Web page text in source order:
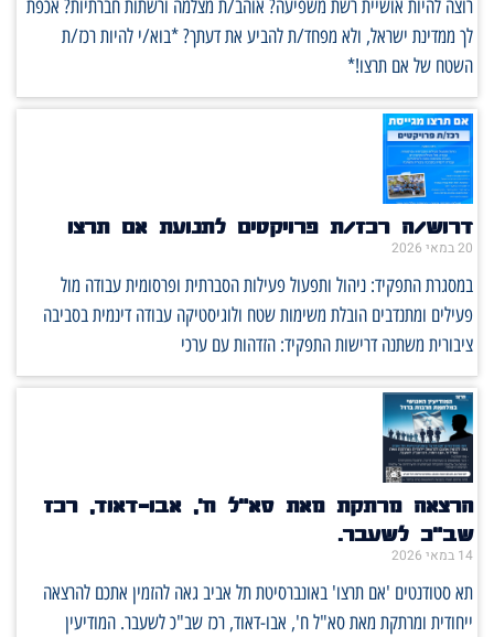
רוצה להיות אושיית רשת משפיעה? אוהב/ת מצלמה ורשתות חברתיות? אכפת
לך ממדינת ישראל, ולא מפחד/ת להביע את דעתך? *בוא/י להיות רכז/ת
השטח של אם תרצו!*
דרוש/ה רכז/ת פרויקטים לתנועת אם תרצו
20 במאי 2026
במסגרת התפקיד: ניהול ותפעול פעילות הסברתית ופרסומית עבודה מול
פעילים ומתנדבים הובלת משימות שטח ולוגיסטיקה עבודה דינמית בסביבה
ציבורית משתנה דרישות התפקיד: הזדהות עם ערכי
הרצאה מרתקת מאת סא"ל ח', אבו-דאוד, רכז
שב"כ לשעבר.
14 במאי 2026
תא סטודנטים 'אם תרצו' באונברסיטת תל אביב גאה להזמין אתכם להרצאה
ייחודית ומרתקת מאת סא"ל ח', אבו-דאוד, רכז שב"כ לשעבר. המודיעין